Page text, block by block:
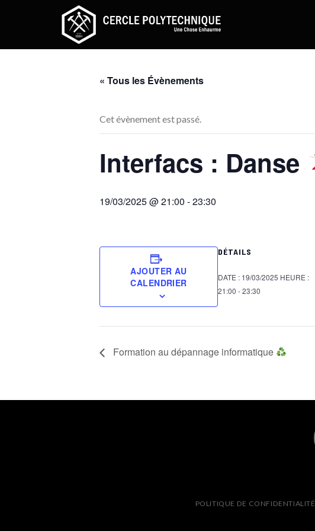
« Tous les Évènements
Cet évènement est passé.
Interfacs : Danse
19/03/2025 @ 21:00 -23:30
AJOUTER AU
CALENDRIER
DÉTAILS
DATE : 19/03/2025 HEURE :
21:00 - 23:30
Formation au dépannage informatique
POLITIQUE DE CONFIDENTIALITÉ